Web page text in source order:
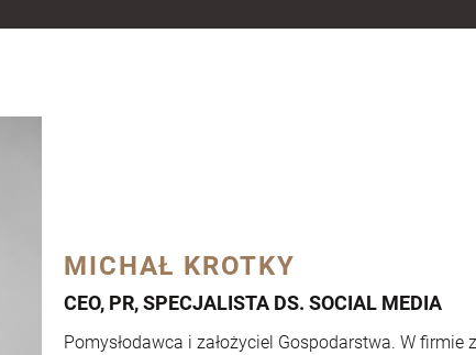
MICHAŁ KROTKY
CEO, PR, SPECJALISTA DS. SOCIAL MEDIA
Pomysłodawca i założyciel Gospodarstwa. W firmie